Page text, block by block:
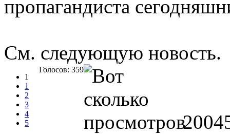
пропагандиста
См. следующую новость.
1
1
2
3
4
5
Голосов: 359